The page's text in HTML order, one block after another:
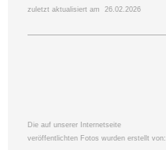
zuletzt aktualisiert am 26.02.2026
Die auf unserer Internetseite
veröffentlichten Fotos wurden erstellt von: